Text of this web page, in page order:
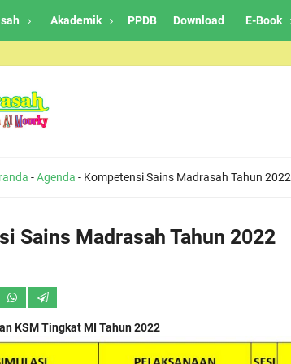
Akademik PPDB Download E-Book
-Agenda - Kompetensi Sains Madrasah Tahun 2022
Sains Madrasah Tahun 2022
KSM Tingkat MI Tahun 2022